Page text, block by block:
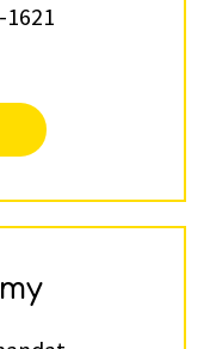
1621